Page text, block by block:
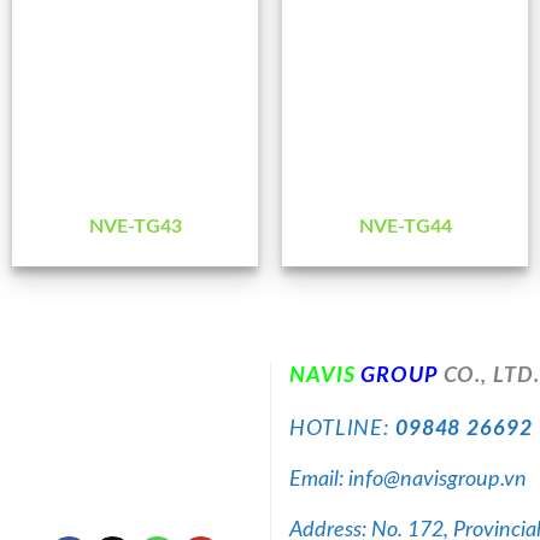
NVE-TG43 NVE-TG44
NAVIS GROUP CO., LTD.
HOTLINE: 09848 26692
Email: info@navisgroup.vn
Address: No. 172,